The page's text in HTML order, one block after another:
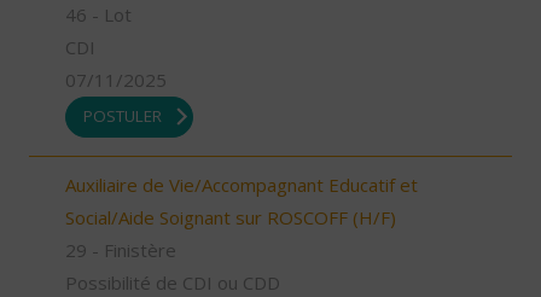
46 - Lot
CDI
07/11/2025
POSTULER
Auxiliaire de Vie/Accompagnant Educatif et
Social/Aide Soignant sur ROSCOFF (H/F)
29 - Finistère
Possibilité de CDI ou CDD